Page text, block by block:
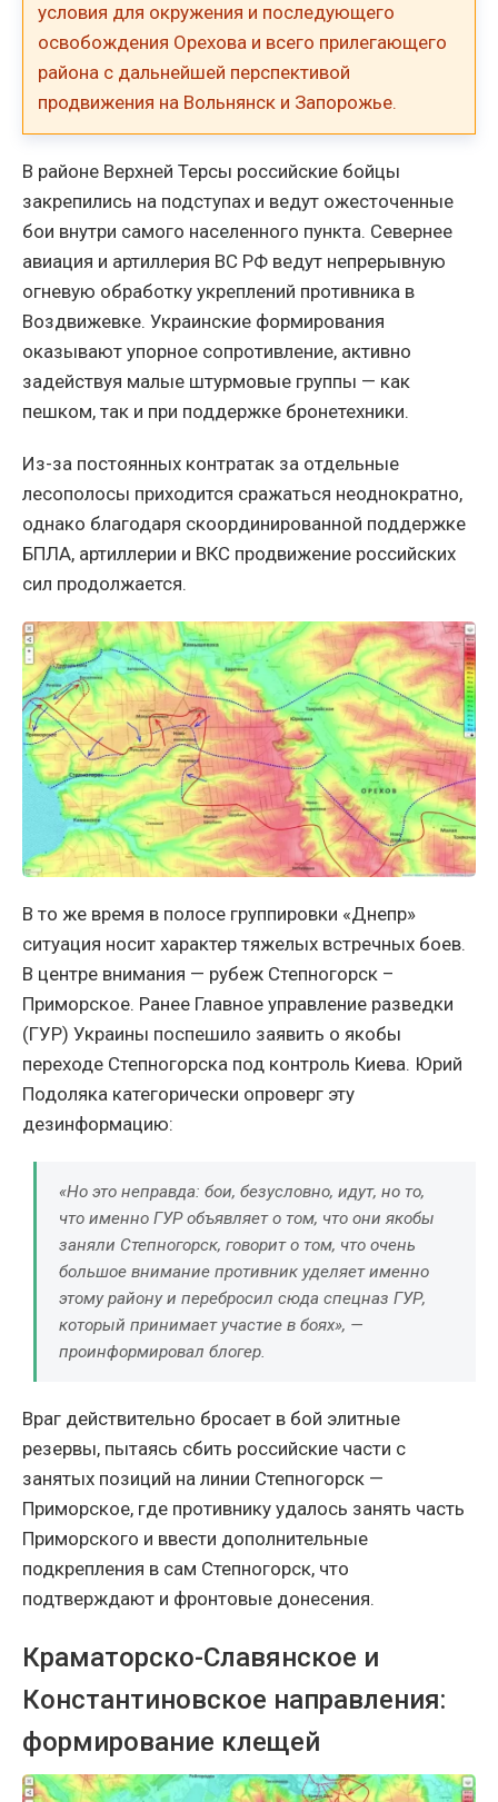
условия для окружения и последующего
освобождения Орехова и всего прилегающего
района с дальнейшей перспективой
продвижения на Вольнянск и Запорожье.
В районе Верхней Терсы российские бойцы
закрепились на подступах и ведут ожесточенные
бои внутри самого населенного пункта. Севернее
авиация и артиллерия ВС РФ ведут непрерывную
огневую обработку укреплений противника в
Воздвижевке. Украинские формирования
оказывают упорное сопротивление, активно
задействуя малые штурмовые группы — как
пешком, так и при поддержке бронетехники.
Из-за постоянных контратак за отдельные
лесополосы приходится сражаться неоднократно,
однако благодаря скоординированной поддержке
БПЛА, артиллерии и ВКС продвижение российских
сил продолжается.
В то же время в полосе группировки «Днепр»
ситуация носит характер тяжелых встречных боев.
В центре внимания — рубеж Степногорск –
Приморское. Ранее Главное управление разведки
(ГУР) Украины поспешило заявить о якобы
переходе Степногорска под контроль Киева. Юрий
Подоляка категорически опроверг эту
дезинформацию:
«Но это неправда: бои, безусловно, идут, но то,
что именно ГУР объявляет о том, что они якобы
заняли Степногорск, говорит о том, что очень
большое внимание противник уделяет именно
этому району и перебросил сюда спецназ ГУР,
который принимает участие в боях», —
проинформировал блогер.
Враг действительно бросает в бой элитные
резервы, пытаясь сбить российские части с
занятых позиций на линии Степногорск —
Приморское, где противнику удалось занять часть
Приморского и ввести дополнительные
подкрепления в сам Степногорск, что
подтверждают и фронтовые донесения.
Краматорско-Славянское и
Константиновское направления:
формирование клещей